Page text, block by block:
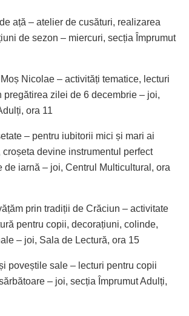
ață – atelier de cusături, realizarea
de sezon – miercuri, secția Împrumut
Nicolae – activități tematice, lecturi
pregătirea zilei de 6 decembrie – joi,
ora 11
– pentru iubitorii mici și mari ai
croșeta devine instrumentul perfect
de iarnă – joi, Centrul Multicultural, ora
prin tradiții de Crăciun – activitate
pentru copii, decorațiuni, colinde,
– joi, Sala de Lectură, ora 15
poveștile sale – lecturi pentru copii
– joi, secția Împrumut Adulți,